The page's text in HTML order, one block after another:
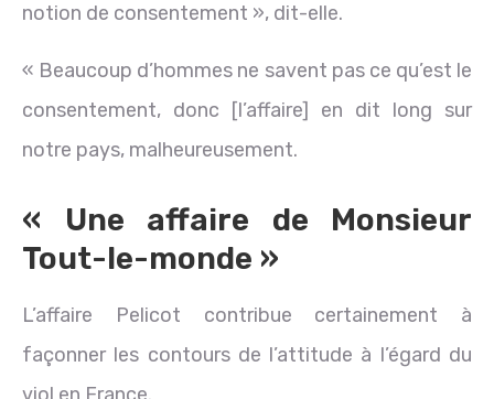
notion de consentement », dit-elle.
« Beaucoup d’hommes ne savent pas ce qu’est le
consentement, donc [l’affaire] en dit long sur
notre pays, malheureusement.
« Une affaire de Monsieur
Tout-le-monde »
L’affaire Pelicot contribue certainement à
façonner les contours de l’attitude à l’égard du